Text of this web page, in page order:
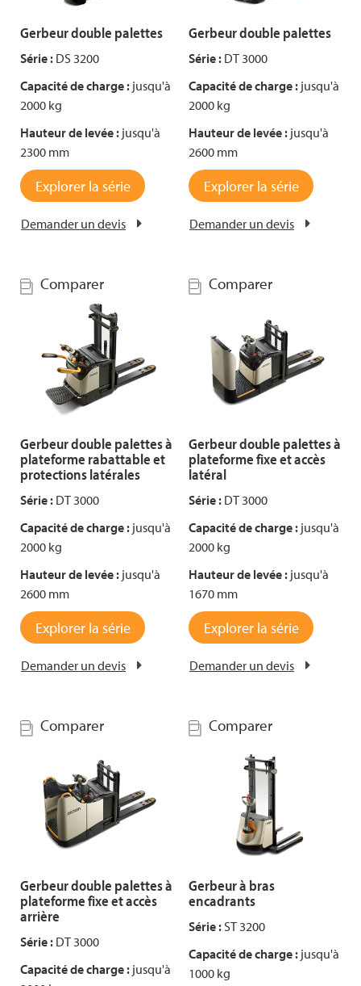
Gerbeur double palettes
Série : DS 3200
Capacité de charge : jusqu'à
2000 kg
Hauteur de levée : jusqu'à
2300 mm
Explorer la série
Demander un devis
Gerbeur double palettes
Série : DT 3000
Capacité de charge : jusqu'à
2000 kg
Hauteur de levée : jusqu'à
2600 mm
Explorer la série
Demander un devis
Comparer
Gerbeur double palettes à
plateforme rabattable et
protections latérales
Série : DT 3000
Capacité de charge : jusqu'à
2000 kg
Hauteur de levée : jusqu'à
2600 mm
Explorer la série
Demander un devis
Comparer
Gerbeur double palettes à
plateforme fixe et accès
latéral
Série : DT 3000
Capacité de charge : jusqu'à
2000 kg
Hauteur de levée : jusqu'à
1670 mm
Explorer la série
Demander un devis
Comparer
Gerbeur double palettes à
plateforme fixe et accès
arrière
Série : DT 3000
Capacité de charge : jusqu'à
Comparer
Gerbeur à bras
encadrants
Série :ST 3200
Capacité de charge : jusqu'à
1000 kg